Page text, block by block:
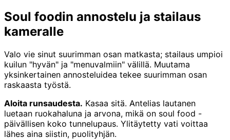
Soul foodin annostelu ja stailaus
kameralle
Valo vie sinut suurimman osan matkasta; stailaus umpioi
kuilun "hyvän" ja "menuvalmiin" välillä. Muutama
yksinkertainen annosteluidea tekee suurimman osan
raskaasta työstä.
Aloita runsaudesta. Kasaa sitä. Antelias lautanen
luetaan ruokahaluna ja arvona, mikä on soul food -
päivällisen koko tunnelupaus. Ylitäytetty vati voittaa
lähes aina siistin, puolityhjän.